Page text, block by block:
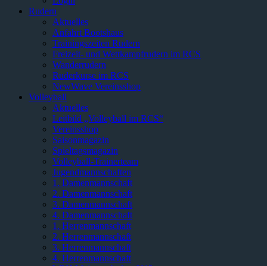
Rudern
Aktuelles
Anfahrt Bootshaus
Trainingszeiten Rudern
Freizeit- und Wettkampfrudern im RCS
Wanderrudern
Ruderkurse im RCS
NewWave Vereinsshop
Volleyball
Aktuelles
Leitbild „Volleyball im RCS“
Vereinsshop
Saisonmagazin
Spieltagsmagazin
Volleyball-Trainerteam
Jugendmannschaften
1. Damenmannschaft
2. Damenmannschaft
3. Damenmannschaft
4. Damenmannschaft
1. Herrenmannschaft
2. Herrenmannschaft
3. Herrenmannschaft
4. Herrenmannschaft